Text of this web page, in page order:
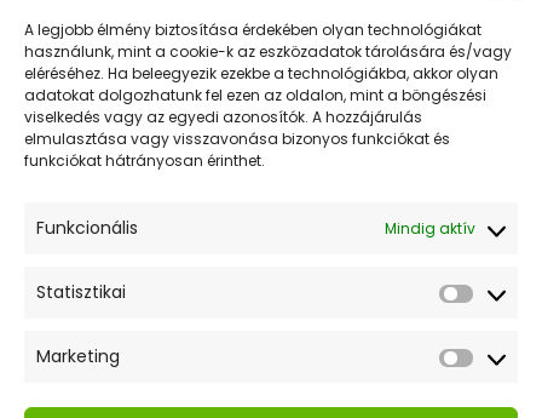
A legjobb élmény biztosítása érdekében olyan technológiákat
használunk, mint a cookie-k az eszközadatok tárolására és/vagy
eléréséhez. Ha beleegyezik ezekbe a technológiákba, akkor olyan
adatokat dolgozhatunk fel ezen az oldalon, mint a böngészési
viselkedés vagy az egyedi azonosítók. A hozzájárulás
elmulasztása vagy visszavonása bizonyos funkciókat és
funkciókat hátrányosan érinthet.
Funkcionális Mindig aktív
Statisztikai
Marketing
Elfogadom az adatkezelési tájékoztatót.
Gyors Linkek
Kezdőlap
Adatkezelési tájékoztató